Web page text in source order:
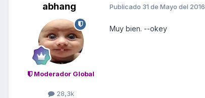
abhang
Moderador Global
28,3k
Publicado 31 de Mayo del 2016
Muy bien. --okey